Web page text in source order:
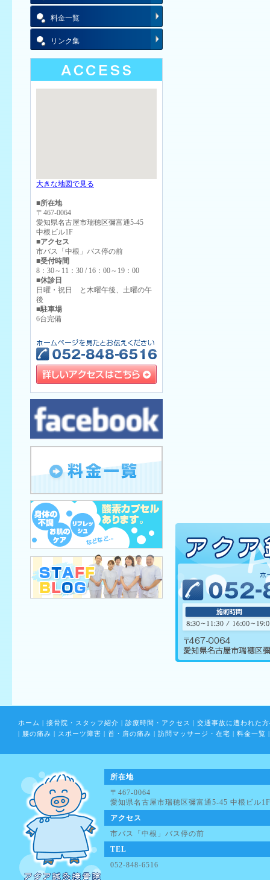
料金一覧
リンク集
大きな地図で見る
■所在地
〒467-0064
愛知県名古屋市瑞穂区彌富通5-45
中根ビル1F
■アクセス
市バス「中根」バス停の前
■受付時間
8：30～11：30 / 16：00～19：00
■休診日
日曜・祝日 と木曜午後、土曜の午
後
■駐車場
6台完備
ホーム | 接骨院・スタッフ紹介 | 診療時間・アクセス | 交通事故に遭われた
| 腰の痛み | スポーツ障害 | 首・肩の痛み | 訪問マッサージ・在宅 | 料金一覧 |
所在地
〒467-0064
愛知県名古屋市瑞穂区彌富通5-45 中根ビル1F
アクセス
市バス「中根」バス停の前
TEL
052-848-6516